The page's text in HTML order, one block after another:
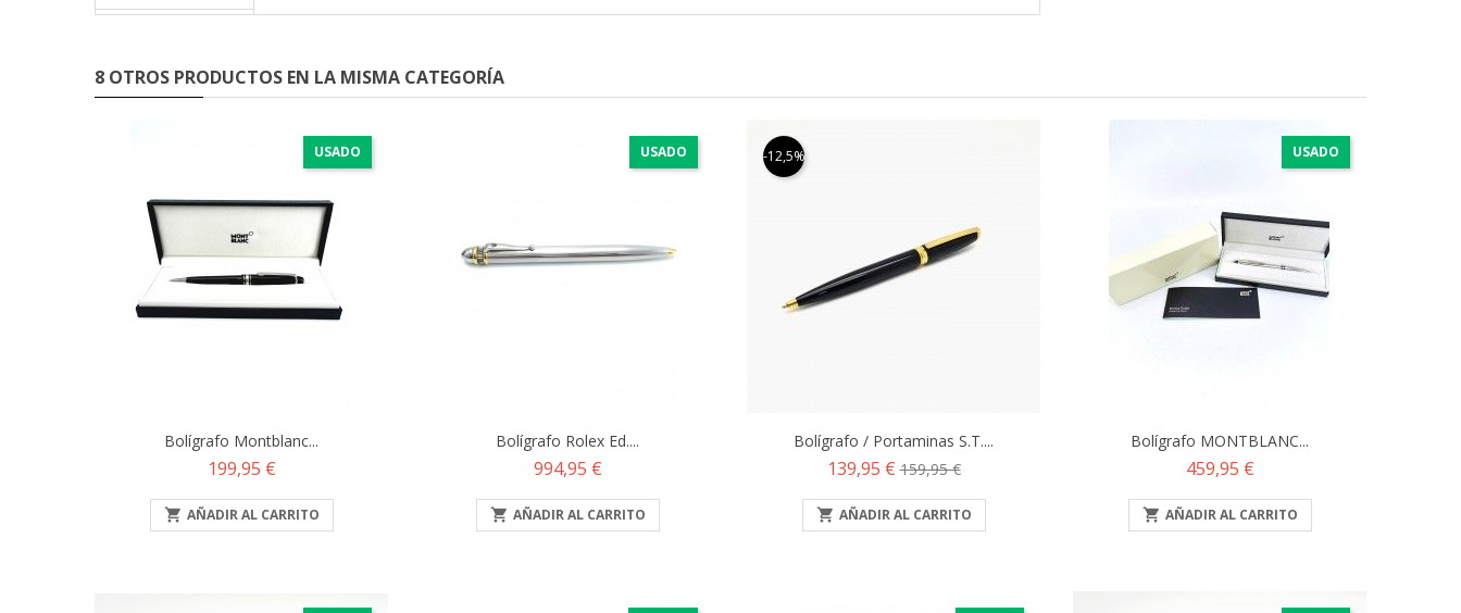
8 OTROS PRODUCTOS EN LA MISMA CATEGORÍA
USADO
Bolígrafo Montblanc...
Precio
199,95 €
 AÑADIR AL CARRITO
USADO
Bolígrafo Rolex Ed....
Precio
994,95 €
 AÑADIR AL CARRITO
-12,5%
Bolígrafo / Portaminas S.T....
Precio
139,95 €Precio
base
159,95 €
 AÑADIR AL CARRITO
USADO
Bolígrafo MONTBLANC...
Precio
459,95 €
 AÑADIR AL CARRITO